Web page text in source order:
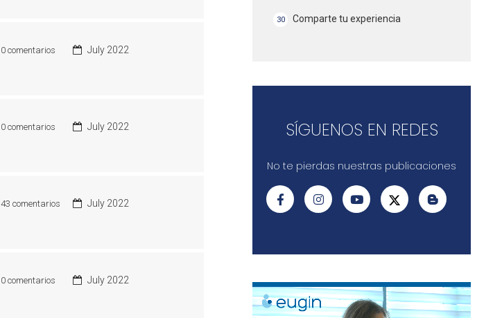
0comentarios July 2022
0comentarios July 2022
43 comentarios July 2022
0comentarios July 2022
30 Comparte tu experiencia
SÍGUENOS EN REDES
No te pierdas nuestras publicaciones